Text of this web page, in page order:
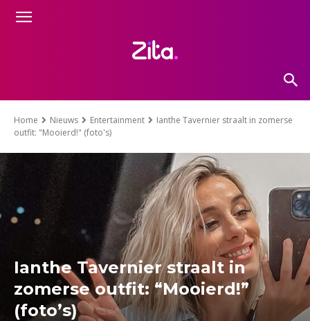
Home Nieuws Entertainment
Ianthe Tavernier straalt in zomerse
outfit: "Mooierd!" (foto's)
Ianthe Tavernier straalt in
zomerse outfit: “Mooierd!”
(foto’s)